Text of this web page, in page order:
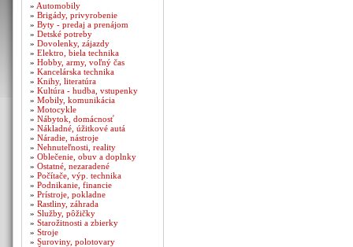
» Automobily
» Brigády, privyrobenie
» Byty - predaj a prenájom
» Detské potreby
» Dovolenky, zájazdy
» Elektro, biela technika
» Hobby, army, voľný čas
» Kancelárska technika
» Knihy, literatúra
» Kultúra - hudba, vstupenky
» Mobily, komunikácia
» Motocykle
» Nábytok, domácnosť
» Nákladné, úžitkové autá
» Náradie, nástroje
» Nehnuteľnosti, reality
» Oblečenie, obuv a doplnky
» Ostatné, nezaradené
» Počítače, výp. technika
» Podnikanie, financie
» Prístroje, pokladne
» Rastliny, záhrada
» Služby, pôžičky
» Starožitnosti a zbierky
» Stroje
» Suroviny, polotovary